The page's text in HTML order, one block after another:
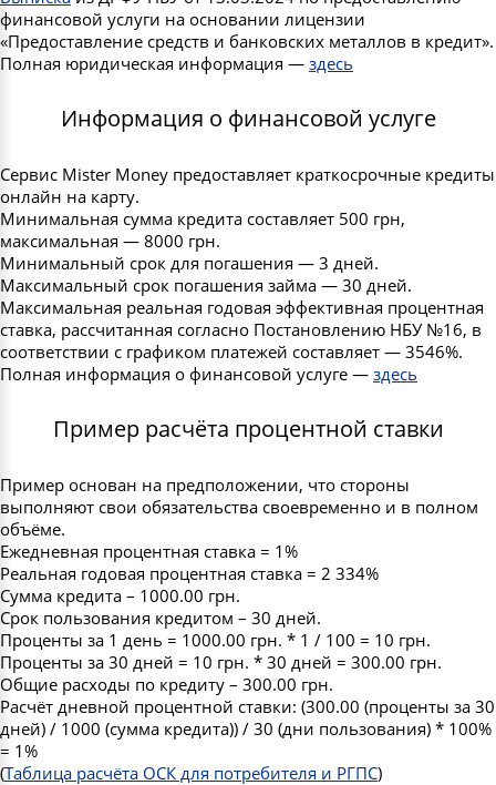
финансовой услуги на основании лицензии
«Предоставление средств и банковских металлов в кредит».
Полная юридическая информация — здесь
Информация о финансовой услуге
Сервис Mister Money предоставляет краткосрочные кредиты
онлайн на карту.
Минимальная сумма кредита составляет 500 грн,
максимальная — 8000 грн.
Минимальный срок для погашения — 3 дней.
Максимальный срок погашения займа — 30 дней.
Максимальная реальная годовая эффективная процентная
ставка, рассчитанная согласно Постановлению НБУ №16, в
соответствии с графиком платежей составляет — 3546%.
Полная информация о финансовой услуге — здесь
Пример расчёта процентной ставки
Пример основан на предположении, что стороны
выполняют свои обязательства своевременно и в полном
объёме.
Ежедневная процентная ставка = 1%
Реальная годовая процентная ставка = 2 334%
Сумма кредита – 1000.00 грн.
Срок пользования кредитом – 30 дней.
Проценты за 1 день = 1000.00 грн. * 1 / 100 = 10 грн.
Проценты за 30 дней = 10 грн. * 30 дней = 300.00 грн.
Общие расходы по кредиту – 300.00 грн.
Расчёт дневной процентной ставки: (300.00 (проценты за 30
дней) / 1000 (сумма кредита)) / 30 (дни пользования) * 100%
= 1%
(Таблица расчёта ОСК для потребителя и РГПС)